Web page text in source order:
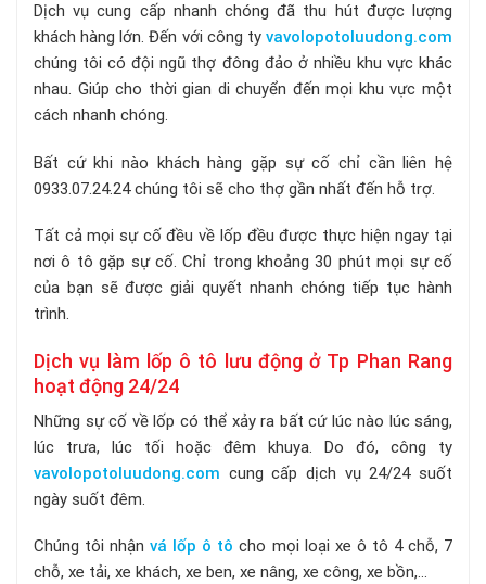
Dịch vụ cung cấp nhanh chóng đã thu hút được lượng
khách hàng lớn. Đến với công ty vavolopotoluudong.com
chúng tôi có đội ngũ thợ đông đảo ở nhiều khu vực khác
nhau. Giúp cho thời gian di chuyển đến mọi khu vực một
cách nhanh chóng.
Bất cứ khi nào khách hàng gặp sự cố chỉ cần liên hệ
0933.07.24.24 chúng tôi sẽ cho thợ gần nhất đến hỗ trợ.
Tất cả mọi sự cố đều về lốp đều được thực hiện ngay tại
nơi ô tô gặp sự cố. Chỉ trong khoảng 30 phút mọi sự cố
của bạn sẽ được giải quyết nhanh chóng tiếp tục hành
trình.
Dịch vụ làm lốp ô tô lưu động ở Tp Phan Rang
hoạt động 24/24
Những sự cố về lốp có thể xảy ra bất cứ lúc nào lúc sáng,
lúc trưa, lúc tối hoặc đêm khuya. Do đó, công ty
vavolopotoluudong.com cung cấp dịch vụ 24/24 suốt
ngày suốt đêm.
Chúng tôi nhậnvá lốp ô tô cho mọi loại xe ô tô 4 chỗ, 7
chỗ, xe tải, xe khách, xe ben, xe nâng, xe công, xe bồn,...